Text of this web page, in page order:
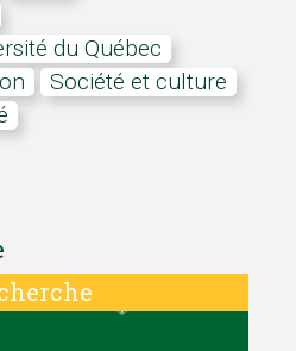
du Québec
Société et culture